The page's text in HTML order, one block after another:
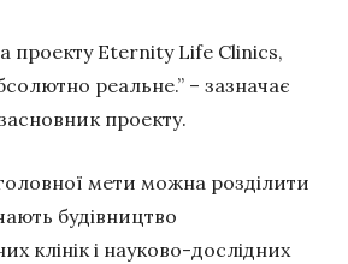
проекту Eternity Life Clinics,
реальне.” – зазначає
проекту.
мети можна розділити
будівництво
клінік і науково-дослідних